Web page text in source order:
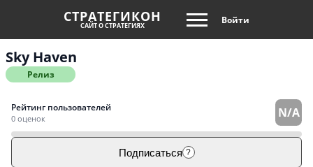
СТРАТЕГИКОН
САЙТ О СТРАТЕГИЯХ Войти
Sky Haven
Релиз
Рейтинг пользователей
0 оценок N/A
Подписаться ?